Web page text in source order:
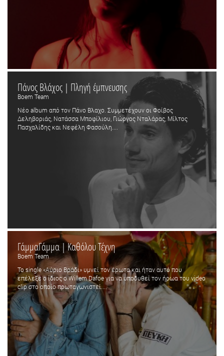
Πάνος Βλάχος | Πληγή έμπνευσης
Boem Team
Νέο album από τον Πάνο Βλαχο. Συμμετέχουν οι Φοίβος
Δεληβοριάς, Νατάσσα Μποφίλιου, Γιώργος Νταλάρας, Μίλτος
Πασχαλίδης και Νεφέλη Φασούλη....
ΓάμμαΓάμμα | Καθόλου Τέχνη
Boem Team
Το single «Αύριο Βράδι» υμνεί τον έρωτα και ήταν αυτό που
επέλεξε ο ίδιος ο Willem Dafoe για να υποδυθεί τον ήρωα του video
clip στο οποίο πρωταγωνιστεί....